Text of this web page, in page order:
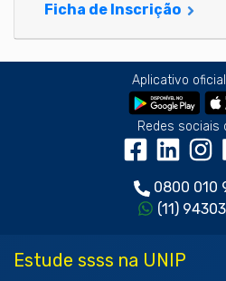
Ficha de Inscrição
Aplicativo oficial
Redes sociais
0800 010
(11)
Estude ssss na UNIP